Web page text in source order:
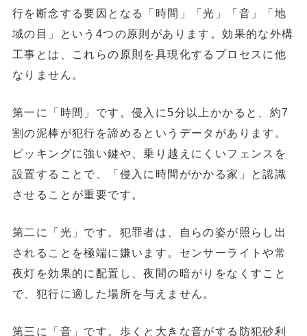
行を断念する要因となる「時間」「光」「音」「地
域の目」という4つの原則があります。効果的な外構
工事とは、これらの原則を具現化するプロセスに他
なりません。
第一に「時間」です。侵入に5分以上かかると、約7
割の泥棒が犯行を諦めるというデータがあります。
ピッキングに強い鍵や、乗り越えにくいフェンスを
設置することで、「侵入に時間がかかる家」と認識
させることが重要です。
第二に「光」です。犯罪者は、自らの姿が照らし出
されることを極端に嫌います。センサーライトや常
夜灯を効果的に配置し、夜間の暗がりをなくすこと
で、犯行に適した場所を与えません。
第三に「音」です。歩くと大きな音がする防犯砂利